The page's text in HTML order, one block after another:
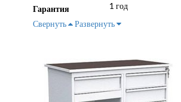
Гарантия
1 год
Свернуть
Развернуть